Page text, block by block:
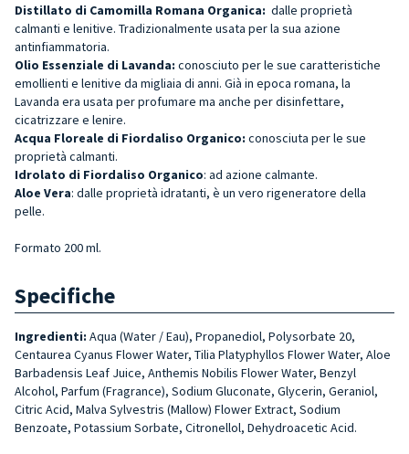
Distillato di Camomilla Romana Organica: dalle proprietà
calmanti e lenitive. Tradizionalmente usata per la sua azione
antinfiammatoria.
Olio Essenziale di Lavanda: conosciuto per le sue caratteristiche
emollienti e lenitive da migliaia di anni. Già in epoca romana, la
Lavanda era usata per profumare ma anche per disinfettare,
cicatrizzare e lenire.
Acqua Floreale di Fiordaliso Organico: conosciuta per le sue
proprietà calmanti.
Idrolato di Fiordaliso Organico: ad azione calmante.
Aloe Vera: dalle proprietà idratanti, è un vero rigeneratore della
pelle.
Formato 200 ml.
Specifiche
Ingredienti: Aqua (Water / Eau), Propanediol, Polysorbate 20,
Centaurea Cyanus Flower Water, Tilia Platyphyllos Flower Water, Aloe
Barbadensis Leaf Juice, Anthemis Nobilis Flower Water, Benzyl
Alcohol, Parfum (Fragrance), Sodium Gluconate, Glycerin, Geraniol,
Citric Acid, Malva Sylvestris (Mallow) Flower Extract, Sodium
Benzoate, Potassium Sorbate, Citronellol, Dehydroacetic Acid.